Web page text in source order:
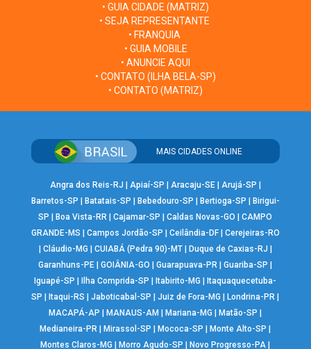
• GUIA CIDADE (MATRIZ)
• SEJA REPRESENTANTE
• FRANQUIA
• GUIA MOBILE
• ANUNCIE AQUI
• CONTATO (ILHA BELA-SP)
• CONTATO (MATRIZ)
MAIS CIDADES ONLINE
Angra dos Reis-RJ | Apiaí-SP | Aracaju-SE| Arujá-SP |
Barretos-SP | Batatais-SP | Bebedouro-SP | Bertioga-SP | Birigui-
SP |Boa Vista-RR |Cajamar-SP |Caldas Novas-GO |CAMPO
GRANDE-MS | Campos Jordão-SP | Ceilândia-DF| Cerejeiras-RO
| Cláudio-MG | CUIABÁ (Pedra 90)-MT| Duque de Caxias-RJ |
Garanhuns-PE |GOIÂNIA-GO |Guarapuava-PR |Guariba-SP |
Iguapé-SP |Ilha Comprida-SP |Itabirito-MG |Itaquaquecetuba-
SP |Itaqui-RS |Jaboticabal-SP |Juiz de Fora-MG |Londrina-PR |
MACAPÁ-AP |MANAUS-AM |Mariana-MG |Matão-SP |
Medianeira-PR |Mirassol-SP |Mococa-SP |Monte Alto-SP |
Montes Claros-MG |Morro Agudo-SP |Novo Progresso-PA |